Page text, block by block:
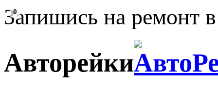
Запишись на ремонт
Авторейки
0